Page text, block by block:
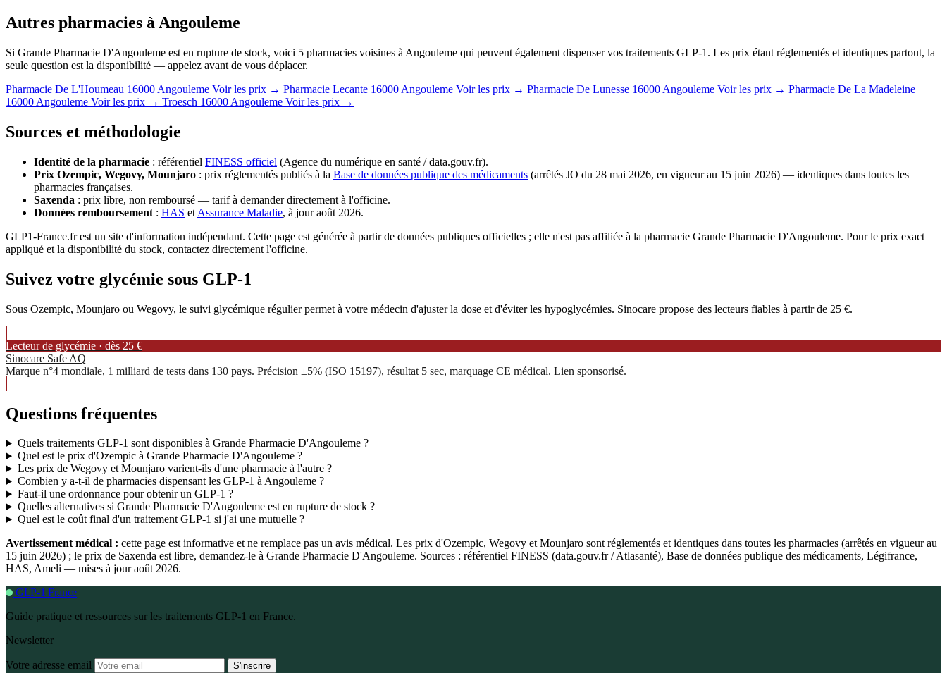
Autres pharmacies à Angouleme
Si Grande Pharmacie D'Angouleme est en rupture de stock, voici 5 pharmacies voisines à Angouleme qui peuvent également dispenser vos traitements GLP-1. Les prix étant réglementés et identiques partout, la
seule question est la disponibilité — appelez avant de vous déplacer.
Pharmacie De L'Houmeau 16000 Angouleme Voir les prix → Pharmacie Lecante 16000 Angouleme Voir les prix → Pharmacie De Lunesse 16000 Angouleme Voir les prix → Pharmacie De La Madeleine
16000 Angouleme Voir les prix → Troesch 16000 Angouleme Voir les prix →
Sources et méthodologie
Identité de la pharmacie : référentiel FINESS officiel (Agence du numérique en santé / data.gouv.fr).
Prix Ozempic, Wegovy, Mounjaro : prix réglementés publiés à la Base de données publique des médicaments (arrêtés JO du 28 mai 2026, en vigueur au 15 juin 2026) — identiques dans toutes les
pharmacies françaises.
Saxenda : prix libre, non remboursé — tarif à demander directement à l'officine.
Données remboursement : HAS et Assurance Maladie, à jour août 2026.
GLP1-France.fr est un site d'information indépendant. Cette page est générée à partir de données publiques officielles ; elle n'est pas affiliée à la pharmacie Grande Pharmacie D'Angouleme. Pour le prix exact
appliqué et la disponibilité du stock, contactez directement l'officine.
Suivez votre glycémie sous GLP-1
Sous Ozempic, Mounjaro ou Wegovy, le suivi glycémique régulier permet à votre médecin d'ajuster la dose et d'éviter les hypoglycémies. Sinocare propose des lecteurs fiables à partir de 25 €.
Lecteur de glycémie · dès 25 €
Sinocare Safe AQ
Marque n°4 mondiale, 1 milliard de tests dans 130 pays. Précision ±5% (ISO 15197), résultat 5 sec, marquage CE médical. Lien sponsorisé.
Questions fréquentes
Quels traitements GLP-1 sont disponibles à Grande Pharmacie D'Angouleme ?
Quel est le prix d'Ozempic à Grande Pharmacie D'Angouleme ?
Les prix de Wegovy et Mounjaro varient-ils d'une pharmacie à l'autre ?
Combien y a-t-il de pharmacies dispensant les GLP-1 à Angouleme ?
Faut-il une ordonnance pour obtenir un GLP-1 ?
Quelles alternatives si Grande Pharmacie D'Angouleme est en rupture de stock ?
Quel est le coût final d'un traitement GLP-1 si j'ai une mutuelle ?
Avertissement médical : cette page est informative et ne remplace pas un avis médical. Les prix d'Ozempic, Wegovy et Mounjaro sont réglementés et identiques dans toutes les pharmacies (arrêtés en vigueur au
15 juin 2026) ; le prix de Saxenda est libre, demandez-le à Grande Pharmacie D'Angouleme. Sources : référentiel FINESS (data.gouv.fr / Atlasanté), Base de données publique des médicaments, Légifrance,
HAS, Ameli — mises à jour août 2026.
GLP-1 France
Guide pratique et ressources sur les traitements GLP-1 en France.
Newsletter
Votre adresse email S'inscrire